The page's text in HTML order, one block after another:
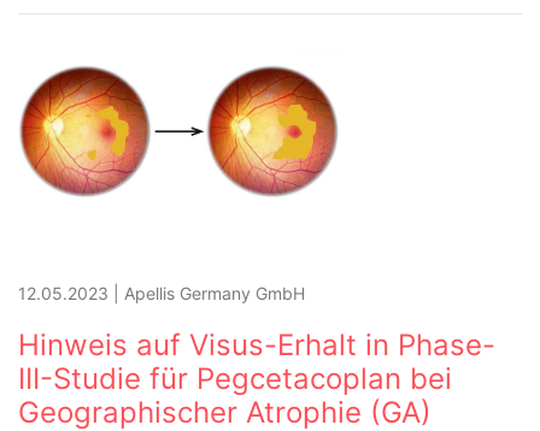
12.05.2023 Apellis Germany GmbH
Hinweis auf Visus-Erhalt in Phase-
III-Studie für Pegcetacoplan bei
Geographischer Atrophie (GA)